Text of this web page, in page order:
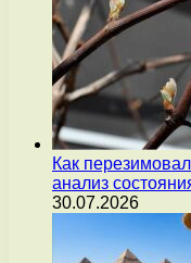
Как
анализ
30.07.2026